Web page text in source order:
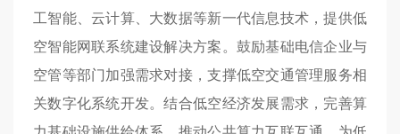
工智能、云计算、大数据等新一代信息技术，提供低
空智能网联系统建设解决方案。鼓励基础电信企业与
空管等部门加强需求对接，支撑低空交通管理服务相
关数字化系统开发。结合低空经济发展需求，完善算